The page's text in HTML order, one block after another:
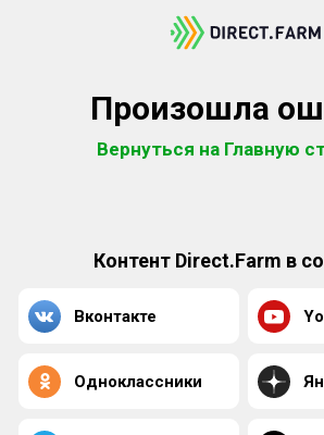
Произошла
Вернуться на Главную
Контент Direct.Farm в
Вконтакте
Одноклассники